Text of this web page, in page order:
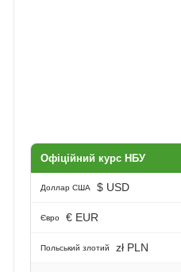
Офіційний курс НБУ
Доллар США $ USD
Євро € EUR
Польський злотий zł PLN